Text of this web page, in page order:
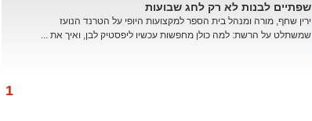
שפתיים לבנות לא רק לחג שבועות
ירין שחף, מורה ומנהל בית הספר למקצועות היופי על הטרנד הנועז
שמשתלט על הרשת: למה כולן מחפשות עכשיו ליפסטיק לבן, ואיך את ...
1